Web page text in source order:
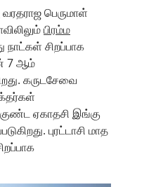
வரதராஜ பெருமாள்
பிரம்ம
நாட்கள் சிறப்பாக
7 ஆம்
கருடசேவை
ஏகாதசி இங்கு
புரட்டாசி மாத